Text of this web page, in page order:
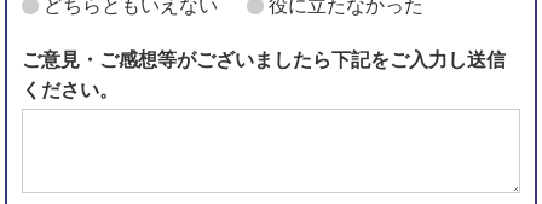
どちらともいえない 役に立たなかった
ご意見・ご感想等がございましたら下記をご入力し送信
ください。